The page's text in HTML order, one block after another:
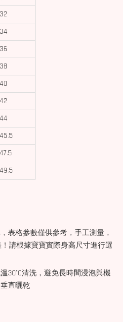
32
34
36
38
40
42
44
45.5
47.5
49.5
表格參數僅供參考，手工測量，
！請根據寶寶實際身高尺寸進行選
30°C清洗，避免長時間浸泡與機
直曬乾